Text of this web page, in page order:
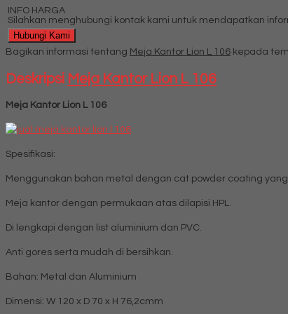
INFO HARGA
Silahkan menghubungi kontak kami untuk mendapatkan
Hubungi Kami
Bagikan informasi tentang Meja Kantor Lion L 106 kepada
Deskripsi Meja Kantor Lion L 106
Meja Kantor Lion L 106
Spesifikasi:
Menggunakan bahan metal dengan cat powder coating
Meja kantor dengan permukaan atas dilapisi HPL.
Di lengkapi dengan list aluminium dan PVC.
Anti gores serta mudah di bersihkan.
Bahan: Metal dan Aluminium
Dimensi: W 120 x D 70 x H 76,2cmm